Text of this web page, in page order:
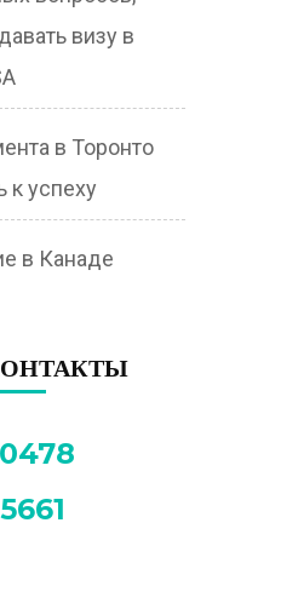
визу в
в Торонто
к успеху
в Канаде